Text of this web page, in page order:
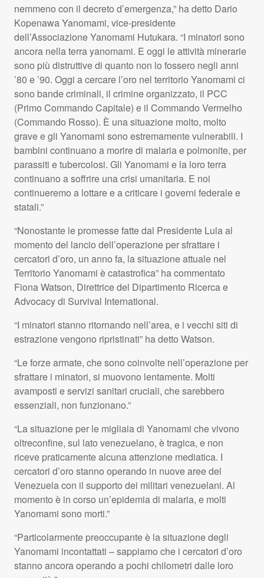
nemmeno con il decreto d’emergenza,” ha detto Dario
Kopenawa Yanomami, vice-presidente
dell’Associazione Yanomami Hutukara. “I minatori sono
ancora nella terra yanomami. E oggi le attività minerarie
sono più distruttive di quanto non lo fossero negli anni
’80 e ’90. Oggi a cercare l’oro nel territorio Yanomami ci
sono bande criminali, il crimine organizzato, il PCC
(Primo Commando Capitale) e il Commando Vermelho
(Commando Rosso). È una situazione molto, molto
grave e gli Yanomami sono estremamente vulnerabili. I
bambini continuano a morire di malaria e polmonite, per
parassiti e tubercolosi. Gli Yanomami e la loro terra
continuano a soffrire una crisi umanitaria. E noi
continueremo a lottare e a criticare i governi federale e
statali.”
“Nonostante le promesse fatte dal Presidente Lula al
momento del lancio dell’operazione per sfrattare i
cercatori d’oro, un anno fa, la situazione attuale nel
Territorio Yanomami è catastrofica” ha commentato
Fiona Watson, Direttrice del Dipartimento Ricerca e
Advocacy di Survival International.
“I minatori stanno ritornando nell’area, e i vecchi siti di
estrazione vengono ripristinati” ha detto Watson.
“Le forze armate, che sono coinvolte nell’operazione per
sfrattare i minatori, si muovono lentamente. Molti
avamposti e servizi sanitari cruciali, che sarebbero
essenziali, non funzionano.”
“La situazione per le migliaia di Yanomami che vivono
oltreconfine, sul lato venezuelano, è tragica, e non
riceve praticamente alcuna attenzione mediatica. I
cercatori d’oro stanno operando in nuove aree del
Venezuela con il supporto dei militari venezuelani. Al
momento è in corso un’epidemia di malaria, e molti
Yanomami sono morti.”
“Particolarmente preoccupante è la situazione degli
Yanomami incontattati – sappiamo che i cercatori d’oro
stanno ancora operando a pochi chilometri dalle loro